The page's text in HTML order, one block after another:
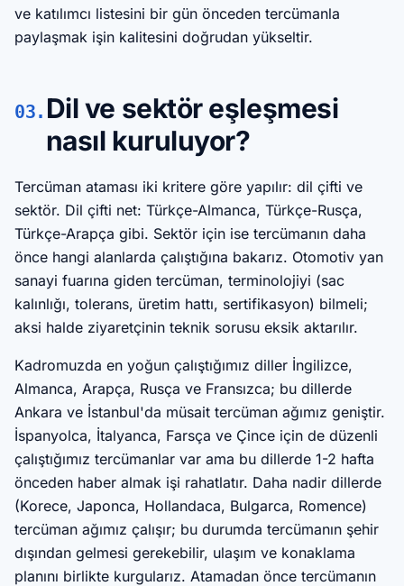
ve katılımcı listesini bir gün önceden tercümanla
paylaşmak işin kalitesini doğrudan yükseltir.
03. Dil ve sektör eşleşmesi
nasıl kuruluyor?
Tercüman ataması iki kritere göre yapılır: dil çifti ve
sektör. Dil çifti net: Türkçe-Almanca, Türkçe-Rusça,
Türkçe-Arapça gibi. Sektör için ise tercümanın daha
önce hangi alanlarda çalıştığına bakarız. Otomotiv yan
sanayi fuarına giden tercüman, terminolojiyi (sac
kalınlığı, tolerans, üretim hattı, sertifikasyon) bilmeli;
aksi halde ziyaretçinin teknik sorusu eksik aktarılır.
Kadromuzda en yoğun çalıştığımız diller İngilizce,
Almanca, Arapça, Rusça ve Fransızca; bu dillerde
Ankara ve İstanbul'da müsait tercüman ağımız geniştir.
İspanyolca, İtalyanca, Farsça ve Çince için de düzenli
çalıştığımız tercümanlar var ama bu dillerde 1-2 hafta
önceden haber almak işi rahatlatır. Daha nadir dillerde
(Korece, Japonca, Hollandaca, Bulgarca, Romence)
tercüman ağımız çalışır; bu durumda tercümanın şehir
dışından gelmesi gerekebilir, ulaşım ve konaklama
planını birlikte kurgularız. Atamadan önce tercümanın